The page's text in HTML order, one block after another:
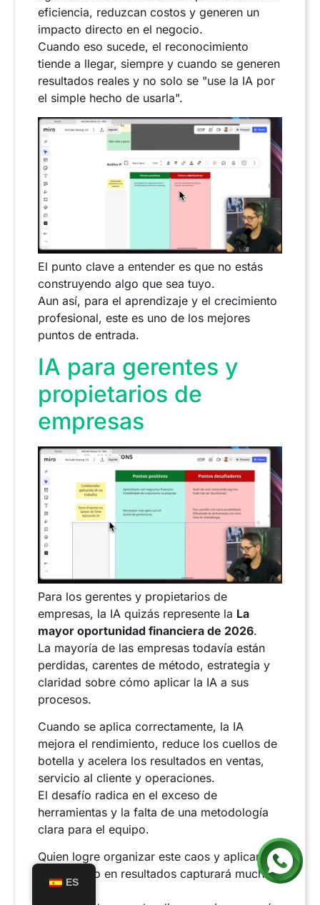
eficiencia, reduzcan costos y generen un
impacto directo en el negocio.
Cuando eso sucede, el reconocimiento
tiende a llegar, siempre y cuando se generen
resultados reales y no solo se "use la IA por
el simple hecho de usarla".
El punto clave a entender es que no estás
construyendo algo que sea tuyo.
Aun así, para el aprendizaje y el crecimiento
profesional, este es uno de los mejores
puntos de entrada.
IA para gerentes y
propietarios de
empresas
Para los gerentes y propietarios de
empresas, la IA quizás represente la La
mayor oportunidad financiera de 2026.
La mayoría de las empresas todavía están
perdidas, carentes de método, estrategia y
claridad sobre cómo aplicar la IA a sus
procesos.
Cuando se aplica correctamente, la IA
mejora el rendimiento, reduce los cuellos de
botella y acelera los resultados en ventas,
servicio al cliente y operaciones.
El desafío radica en el exceso de
herramientas y la falta de una metodología
clara para el equipo.
Quien logre organizar este caos y aplicar la
IA con foco en resultados capturará mucho
valor.
ES